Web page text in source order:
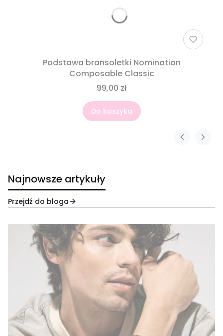
Podstawa bransoletki Nomination
Composable Classic
99,00 zł
Do koszyka
Najnowsze artykuły
Przejdź do bloga